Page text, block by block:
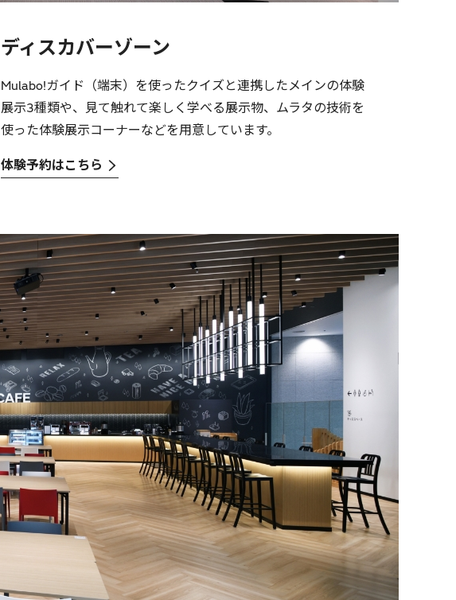
ディスカバーゾーン
Mulabo!ガイド（端末）を使ったクイズと連携したメインの体験
展示3種類や、見て触れて楽しく学べる展示物、ムラタの技術を
使った体験展示コーナーなどを用意しています。
体験予約はこちら